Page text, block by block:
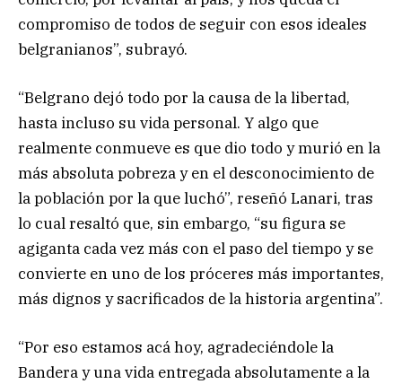
compromiso de todos de seguir con esos ideales
belgranianos”, subrayó.
“Belgrano dejó todo por la causa de la libertad,
hasta incluso su vida personal. Y algo que
realmente conmueve es que dio todo y murió en la
más absoluta pobreza y en el desconocimiento de
la población por la que luchó”, reseñó Lanari, tras
lo cual resaltó que, sin embargo, “su figura se
agiganta cada vez más con el paso del tiempo y se
convierte en uno de los próceres más importantes,
más dignos y sacrificados de la historia argentina”.
“Por eso estamos acá hoy, agradeciéndole la
Bandera y una vida entregada absolutamente a la